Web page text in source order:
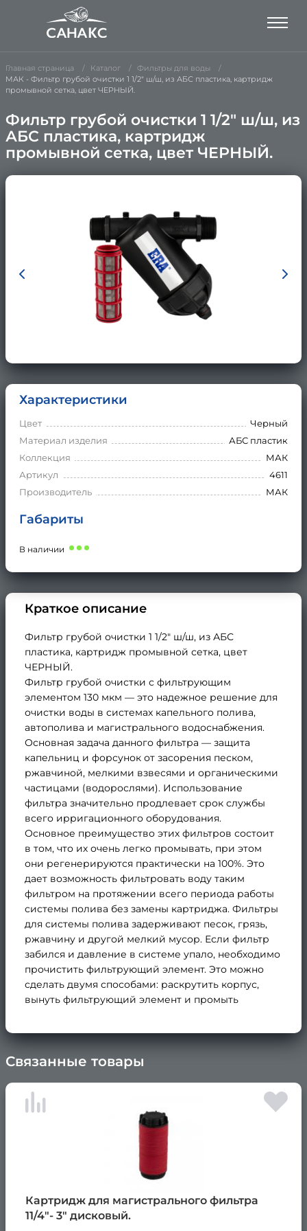
Главная страница Каталог
Фильтры для воды
МАК - Фильтр грубой очистки 1 1/2" ш/ш, из АБС пластика, картридж
промывной сетка, цвет ЧЕРНЫЙ.
Фильтр грубой очистки 1 1/2" ш/ш, из
АБС пластика, картридж
промывной сетка, цвет ЧЕРНЫЙ.
Характеристики
Цвет
Черный
Материал изделия
АБС пластик
Коллекция
МАК
Артикул
4611
Производитель
МАК
Габариты
В наличии
Краткое описание
Фильтр грубой очистки 1 1/2" ш/ш, из АБС
пластика, картридж промывной сетка, цвет
ЧЕРНЫЙ.
Фильтр грубой очистки с фильтрующим
элементом 130 мкм — это надежное решение для
очистки воды в системах капельного полива,
автополива и магистрального водоснабжения.
Основная задача данного фильтра — защита
капельниц и форсунок от засорения песком,
ржавчиной, мелкими взвесями и органическими
частицами (водорослями). Использование
фильтра значительно продлевает срок службы
всего ирригационного оборудования.
Основное преимущество этих фильтров состоит
в том, что их очень легко промывать, при этом
они регенерируются практически на 100%. Это
дает возможность фильтровать воду таким
фильтром на протяжении всего периода работы
системы полива без замены картриджа. Фильтры
для системы полива задерживают песок, грязь,
ржавчину и другой мелкий мусор. Если фильтр
забился и давление в системе упало, необходимо
прочистить фильтрующий элемент. Это можно
сделать двумя способами: раскрутить корпус,
вынуть фильтрующий элемент и промыть
Связанные товары
Картридж для магистрального фильтра
11/4"- 3" дисковый.